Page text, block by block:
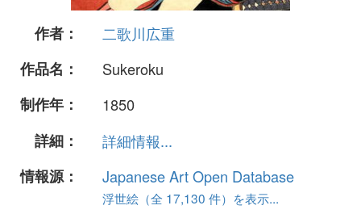
作者：
二歌川広重
作品名：
Sukeroku
制作年：
1850
詳細：
詳細情報...
情報源：
Japanese Art Open Database
浮世絵（全 17,130 件）を表示...